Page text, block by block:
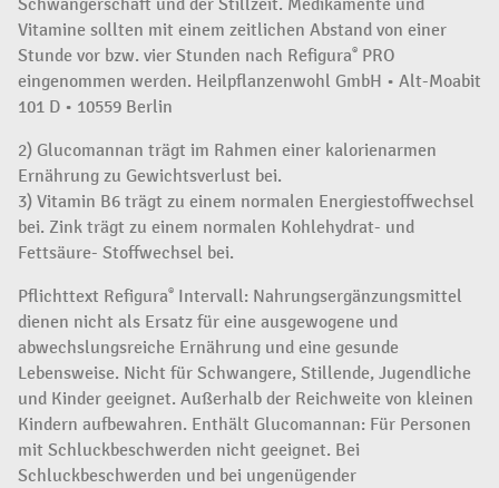
Vitamine sollten mit einem zeitlichen Abstand von einer
Stunde vor bzw. vier Stunden nach Refigura® PRO
eingenommen werden. Heilpflanzenwohl GmbH • Alt-Moabit
101 D • 10559 Berlin
2) Glucomannan trägt im Rahmen einer kalorienarmen
Ernährung zu Gewichtsverlust bei.
3) Vitamin B6 trägt zu einem normalen Energiestoffwechsel
bei. Zink trägt zu einem normalen Kohlehydrat- und
Fettsäure- Stoffwechsel bei.
Pflichttext Refigura® Intervall: Nahrungsergänzungsmittel
dienen nicht als Ersatz für eine ausgewogene und
abwechslungsreiche Ernährung und eine gesunde
Lebensweise. Nicht für Schwangere, Stillende, Jugendliche
und Kinder geeignet. Außerhalb der Reichweite von kleinen
Kindern aufbewahren. Enthält Glucomannan: Für Personen
mit Schluckbeschwerden nicht geeignet. Bei
Schluckbeschwerden und bei ungenügender